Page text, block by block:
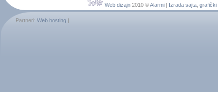
Web dizajn2010 ©Alarmi| Izrada sajta, grafički
Partneri: Web hosting |